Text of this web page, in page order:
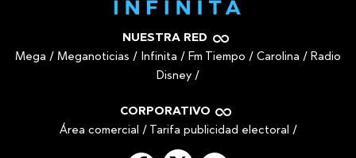
NUESTRA RED
Mega / Meganoticias / Infinita / Fm Tiempo / Carolina / Radio
Disney /
CORPORATIVO
Área comercial / Tarifa publicidad electoral /